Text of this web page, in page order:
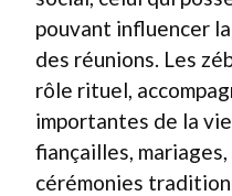
pouvant influencer
des réunions. Les
rôle rituel,
importantes de la
fiançailles,
cérémonies